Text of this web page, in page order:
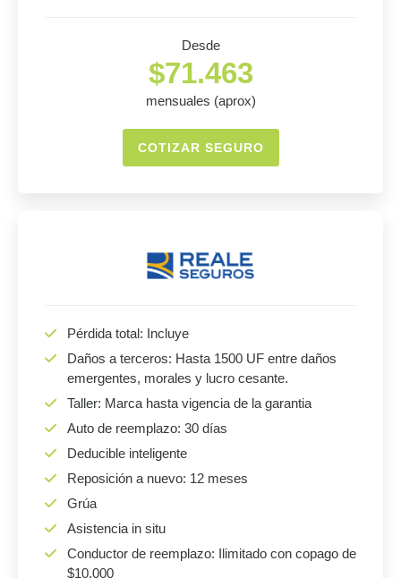
Desde
$71.463
mensuales (aprox)
COTIZAR SEGURO
Pérdida total: Incluye
Daños a terceros: Hasta 1500 UF entre daños
emergentes, morales y lucro cesante.
Taller: Marca hasta vigencia de la garantia
Auto de reemplazo: 30 días
Deducible inteligente
Reposición a nuevo: 12 meses
Grúa
Asistencia in situ
Conductor de reemplazo: Ilimitado con copago de
$10.000